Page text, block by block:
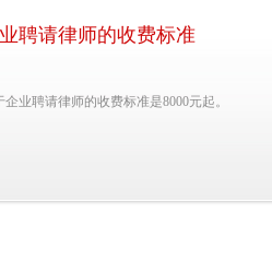
聘请律师的收费标准
企业聘请律师的收费标准是8000元起。